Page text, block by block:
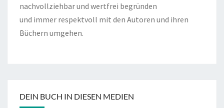
nachvollziehbar und wertfrei begründen
und immer respektvoll mit den Autoren und ihren
Büchern umgehen.
DEIN BUCH IN DIESEN MEDIEN